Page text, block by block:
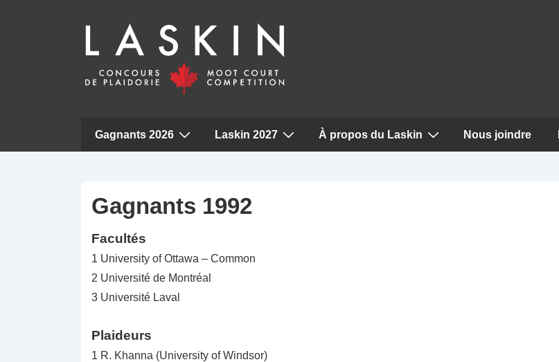
Gagnants 2026 Laskin 2027 À propos du Laskin Nous joindre
Gagnants 1992
Facultés
1 University of Ottawa – Common
2 Université de Montréal
3 Université Laval
Plaideurs
1 R. Khanna (University of Windsor)